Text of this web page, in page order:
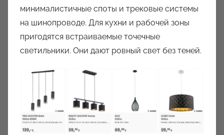
минималистичные споты и трековые системы
на шинопроводе. Для кухни и рабочей зоны
пригодятся встраиваемые точечные
светильники. Они дают ровный свет без теней.